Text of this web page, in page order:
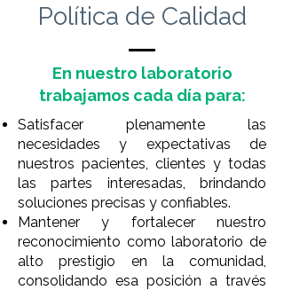
Política de Calidad
En nuestro laboratorio
trabajamos cada día para:
Satisfacer plenamente las
necesidades y expectativas de
nuestros pacientes, clientes y todas
las partes interesadas, brindando
soluciones precisas y confiables.
Mantener y fortalecer nuestro
reconocimiento como laboratorio de
alto prestigio en la comunidad,
consolidando esa posición a través